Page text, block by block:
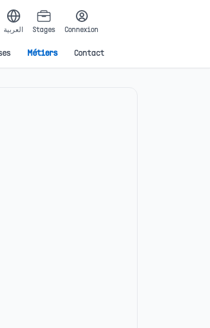
العربية Stages Connexion
Métiers Contact